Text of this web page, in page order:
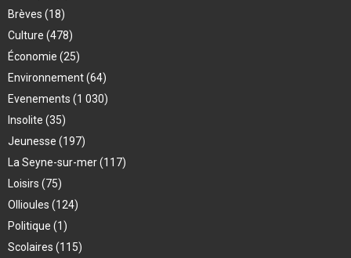
Brèves (18)
Culture (478)
Économie (25)
Environnement(64)
Evenements (1 030)
Insolite (35)
Jeunesse (197)
La Seyne-sur-mer(117)
Loisirs (75)
Ollioules (124)
Politique (1)
Scolaires (115)